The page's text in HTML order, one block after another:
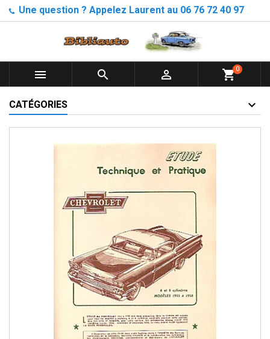
Une question ? Appelez Laurent au 06 76 72 40 97
   shopping_cart0
CATÉGORIES